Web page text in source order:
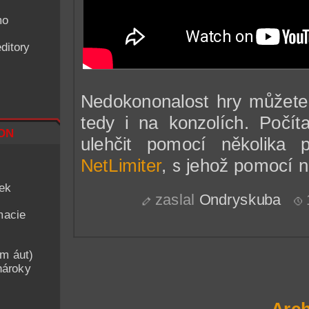
áut)
Nedokononalost hry
tedy i na konzolích.
ulehčit pomocí několika
NetLimiter, s jehož pomocí
zaslal Ondryskuba